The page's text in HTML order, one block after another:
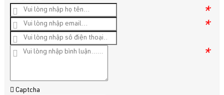
*
*
*
Captcha